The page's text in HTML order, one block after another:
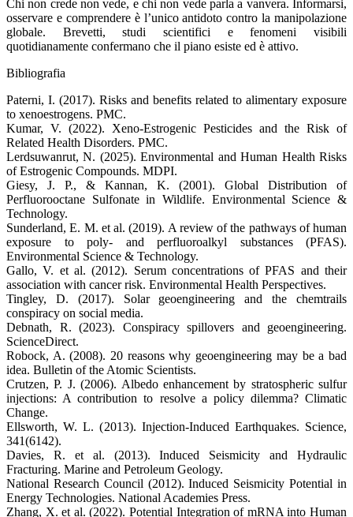
Chi non crede non vede, e chi non vede parla a vanvera. Informarsi,
osservare e comprendere è l’unico antidoto contro la manipolazione
globale. Brevetti, studi scientifici e fenomeni visibili
quotidianamente confermano che il piano esiste ed è attivo.
Bibliografia
Paterni, I. (2017). Risks and benefits related to alimentary exposure
to xenoestrogens. PMC.
Kumar, V. (2022). Xeno-Estrogenic Pesticides and the Risk of
Related Health Disorders. PMC.
Lerdsuwanrut, N. (2025). Environmental and Human Health Risks
of Estrogenic Compounds. MDPI.
Giesy, J. P., & Kannan, K. (2001). Global Distribution of
Perfluorooctane Sulfonate in Wildlife. Environmental Science &
Technology.
Sunderland, E. M. et al. (2019). A review of the pathways of human
exposure to poly- and perfluoroalkyl substances (PFAS).
Environmental Science & Technology.
Gallo, V. et al. (2012). Serum concentrations of PFAS and their
association with cancer risk. Environmental Health Perspectives.
Tingley, D. (2017). Solar geoengineering and the chemtrails
conspiracy on social media.
Debnath, R. (2023). Conspiracy spillovers and geoengineering.
ScienceDirect.
Robock, A. (2008). 20 reasons why geoengineering may be a bad
idea. Bulletin of the Atomic Scientists.
Crutzen, P. J. (2006). Albedo enhancement by stratospheric sulfur
injections: A contribution to resolve a policy dilemma? Climatic
Change.
Ellsworth, W. L. (2013). Injection-Induced Earthquakes. Science,
341(6142).
Davies, R. et al. (2013). Induced Seismicity and Hydraulic
Fracturing. Marine and Petroleum Geology.
National Research Council (2012). Induced Seismicity Potential in
Energy Technologies. National Academies Press.
Zhang, X. et al. (2022). Potential Integration of mRNA into Human